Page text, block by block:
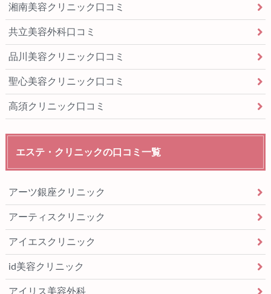
湘南美容クリニック口コミ
共立美容外科口コミ
品川美容クリニック口コミ
聖心美容クリニック口コミ
高須クリニック口コミ
エステ・クリニックの口コミ一覧
アーツ銀座クリニック
アーティスクリニック
アイエスクリニック
id美容クリニック
アイリス美容外科